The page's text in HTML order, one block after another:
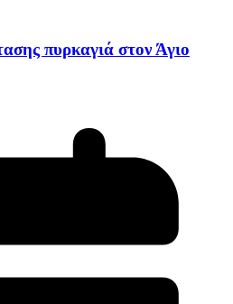
πυρκαγιά στον Άγιο